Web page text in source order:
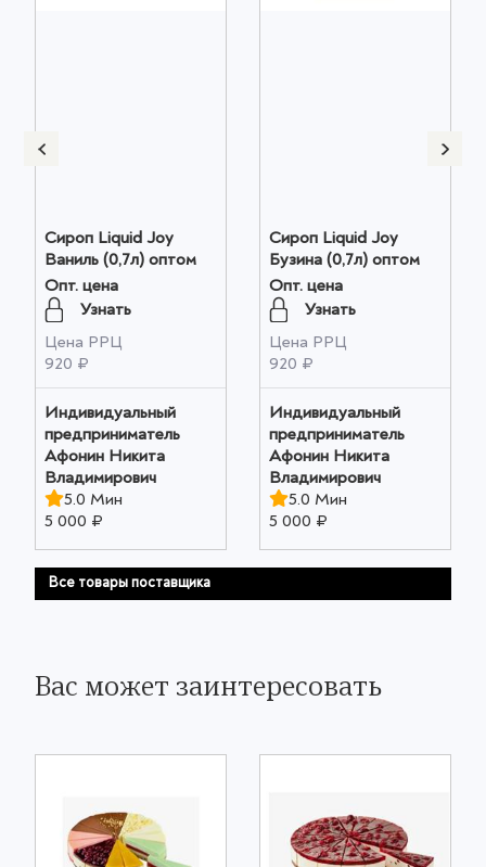
Сироп Liquid Joy
Ваниль (0,7л) оптом
Опт. цена
Узнать
Цена РРЦ
920 ₽
Индивидуальный
предприниматель
Афонин Никита
Владимирович
5.0 Мин
5 000 ₽
Сироп Liquid Joy
Бузина (0,7л) оптом
Опт. цена
Узнать
Цена РРЦ
920 ₽
Индивидуальный
предприниматель
Афонин Никита
Владимирович
5.0 Мин
5 000 ₽
Все товары поставщика
Вас может заинтересовать